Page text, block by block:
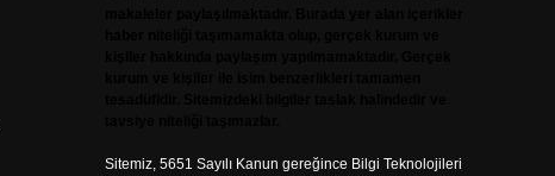
Sitemiz, 5651 Sayılı Kanun gereğince Bilgi Teknolojileri